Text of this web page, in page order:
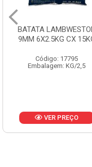
BATATA
9MM 6X2.5KG CX
Código: 17795
Embalagem: KG/2,5
VER PREÇO